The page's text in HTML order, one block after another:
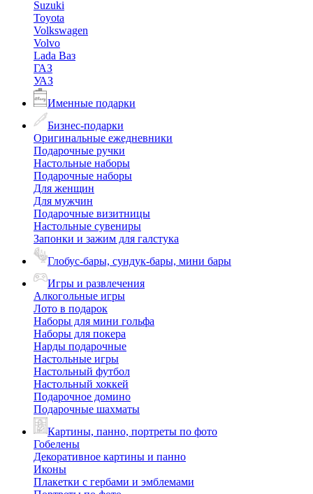
Suzuki
Toyota
Volkswagen
Volvo
Lada Ваз
ГАЗ
УАЗ
Именные подарки
Бизнес-подарки
Оригинальные ежедневники
Подарочные ручки
Настольные наборы
Подарочные наборы
Для женщин
Для мужчин
Подарочные визитницы
Настольные сувениры
Запонки и зажим для галстука
Глобус-бары, сундук-бары, мини бары
Игры и развлечения
Алкогольные игры
Лото в подарок
Наборы для мини гольфа
Наборы для покера
Нарды подарочные
Настольные игры
Настольный футбол
Настольный хоккей
Подарочное домино
Подарочные шахматы
Картины, панно, портреты по фото
Гобелены
Декоративное картины и панно
Иконы
Плакетки с гербами и эмблемами